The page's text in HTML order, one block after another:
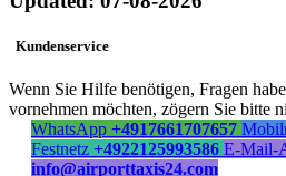
Kundenservice
Wenn Sie Hilfe benötigen, Fragen
vornehmen möchten, zögern Sie bitte
WhatsApp +4917661707657
Festnetz +4922125993586 E-Mail-
info@airporttaxis24.com